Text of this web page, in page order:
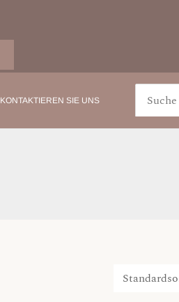
KONTAKTIEREN SIE UNS
Search
for: